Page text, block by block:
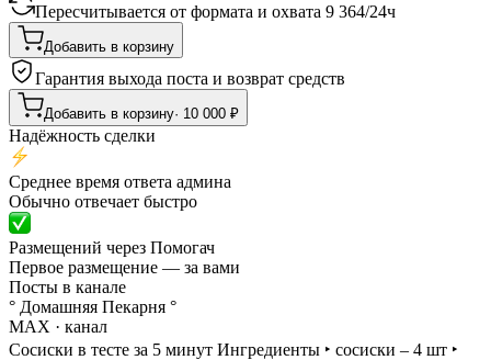
Пересчитывается от формата и охвата 9 364/24ч
Добавить в корзину
Гарантия выхода поста и возврат средств
Добавить в корзину· 10 000 ₽
Надёжность сделки
Среднее время ответа админа
Обычно отвечает быстро
Размещений через Помогач
Первое размещение — за вами
Посты в канале
° Домашняя Пекарня °
MAX · канал
Сосиски в тесте за 5 минут Ингредиенты ‣ сосиски – 4 шт ‣